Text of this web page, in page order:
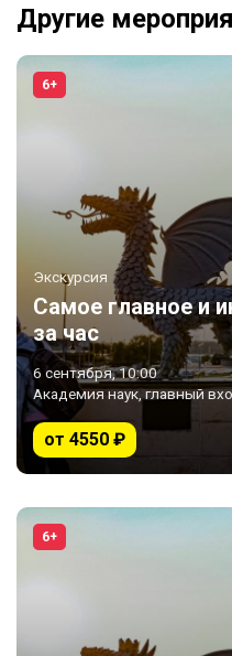
Другие
6+
Экскурсия
Самое главное и
за час
6 сентября, 10:00
Академия наук, главный
от 4550 ₽
6+